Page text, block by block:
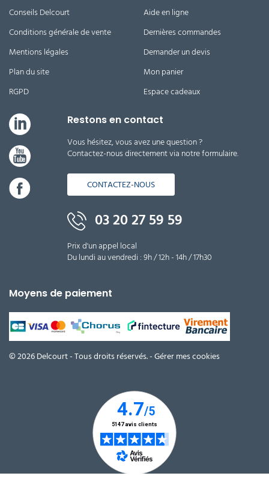
Conseils Delcourt
Conditions générale de vente
Mentions légales
Plan du site
RGPD
Aide en ligne
Dernières commandes
Demander un devis
Mon panier
Espace cadeaux
Restons en contact
Vous hésitez, vous avez une question ?
Contactez-nous directement via notre formulaire.
CONTACTEZ-NOUS
03 20 27 59 59
Prix d'un appel local
Du lundi au vendredi : 9h / 12h - 14h / 17h30
Moyens de paiement
© 2026 Delcourt - Tous droits réservés. -Gérer mes cookies